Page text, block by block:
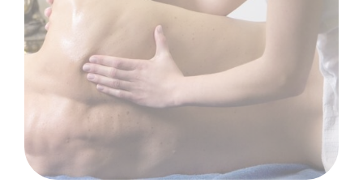
Avec accessoires
Anatomie
Notre livre d’Or
Bon cadeau
Itinéraire
Logement
Réserver son repas
Recherche
pour: